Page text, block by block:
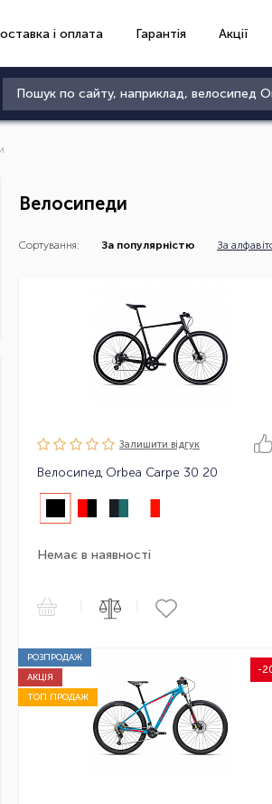
і оплата Гарантія Акції
Велосипеди
Сортування: За популярністю За
Залишити вiдгук
Велосипед Orbea Carpe 30 20
Немає в наявності
РОЗПРОДАЖ
-
АКЦІЯ
ТОП ПРОДАЖ